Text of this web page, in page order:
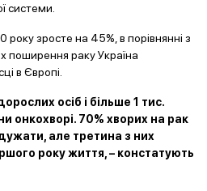
системи.
року зросте на 45%, в порівнянні з
поширення раку Україна
в Європі.
осіб і більше 1 тис.
онкохворі. 70% хворих на рак
але третина з них
року життя, – констатують